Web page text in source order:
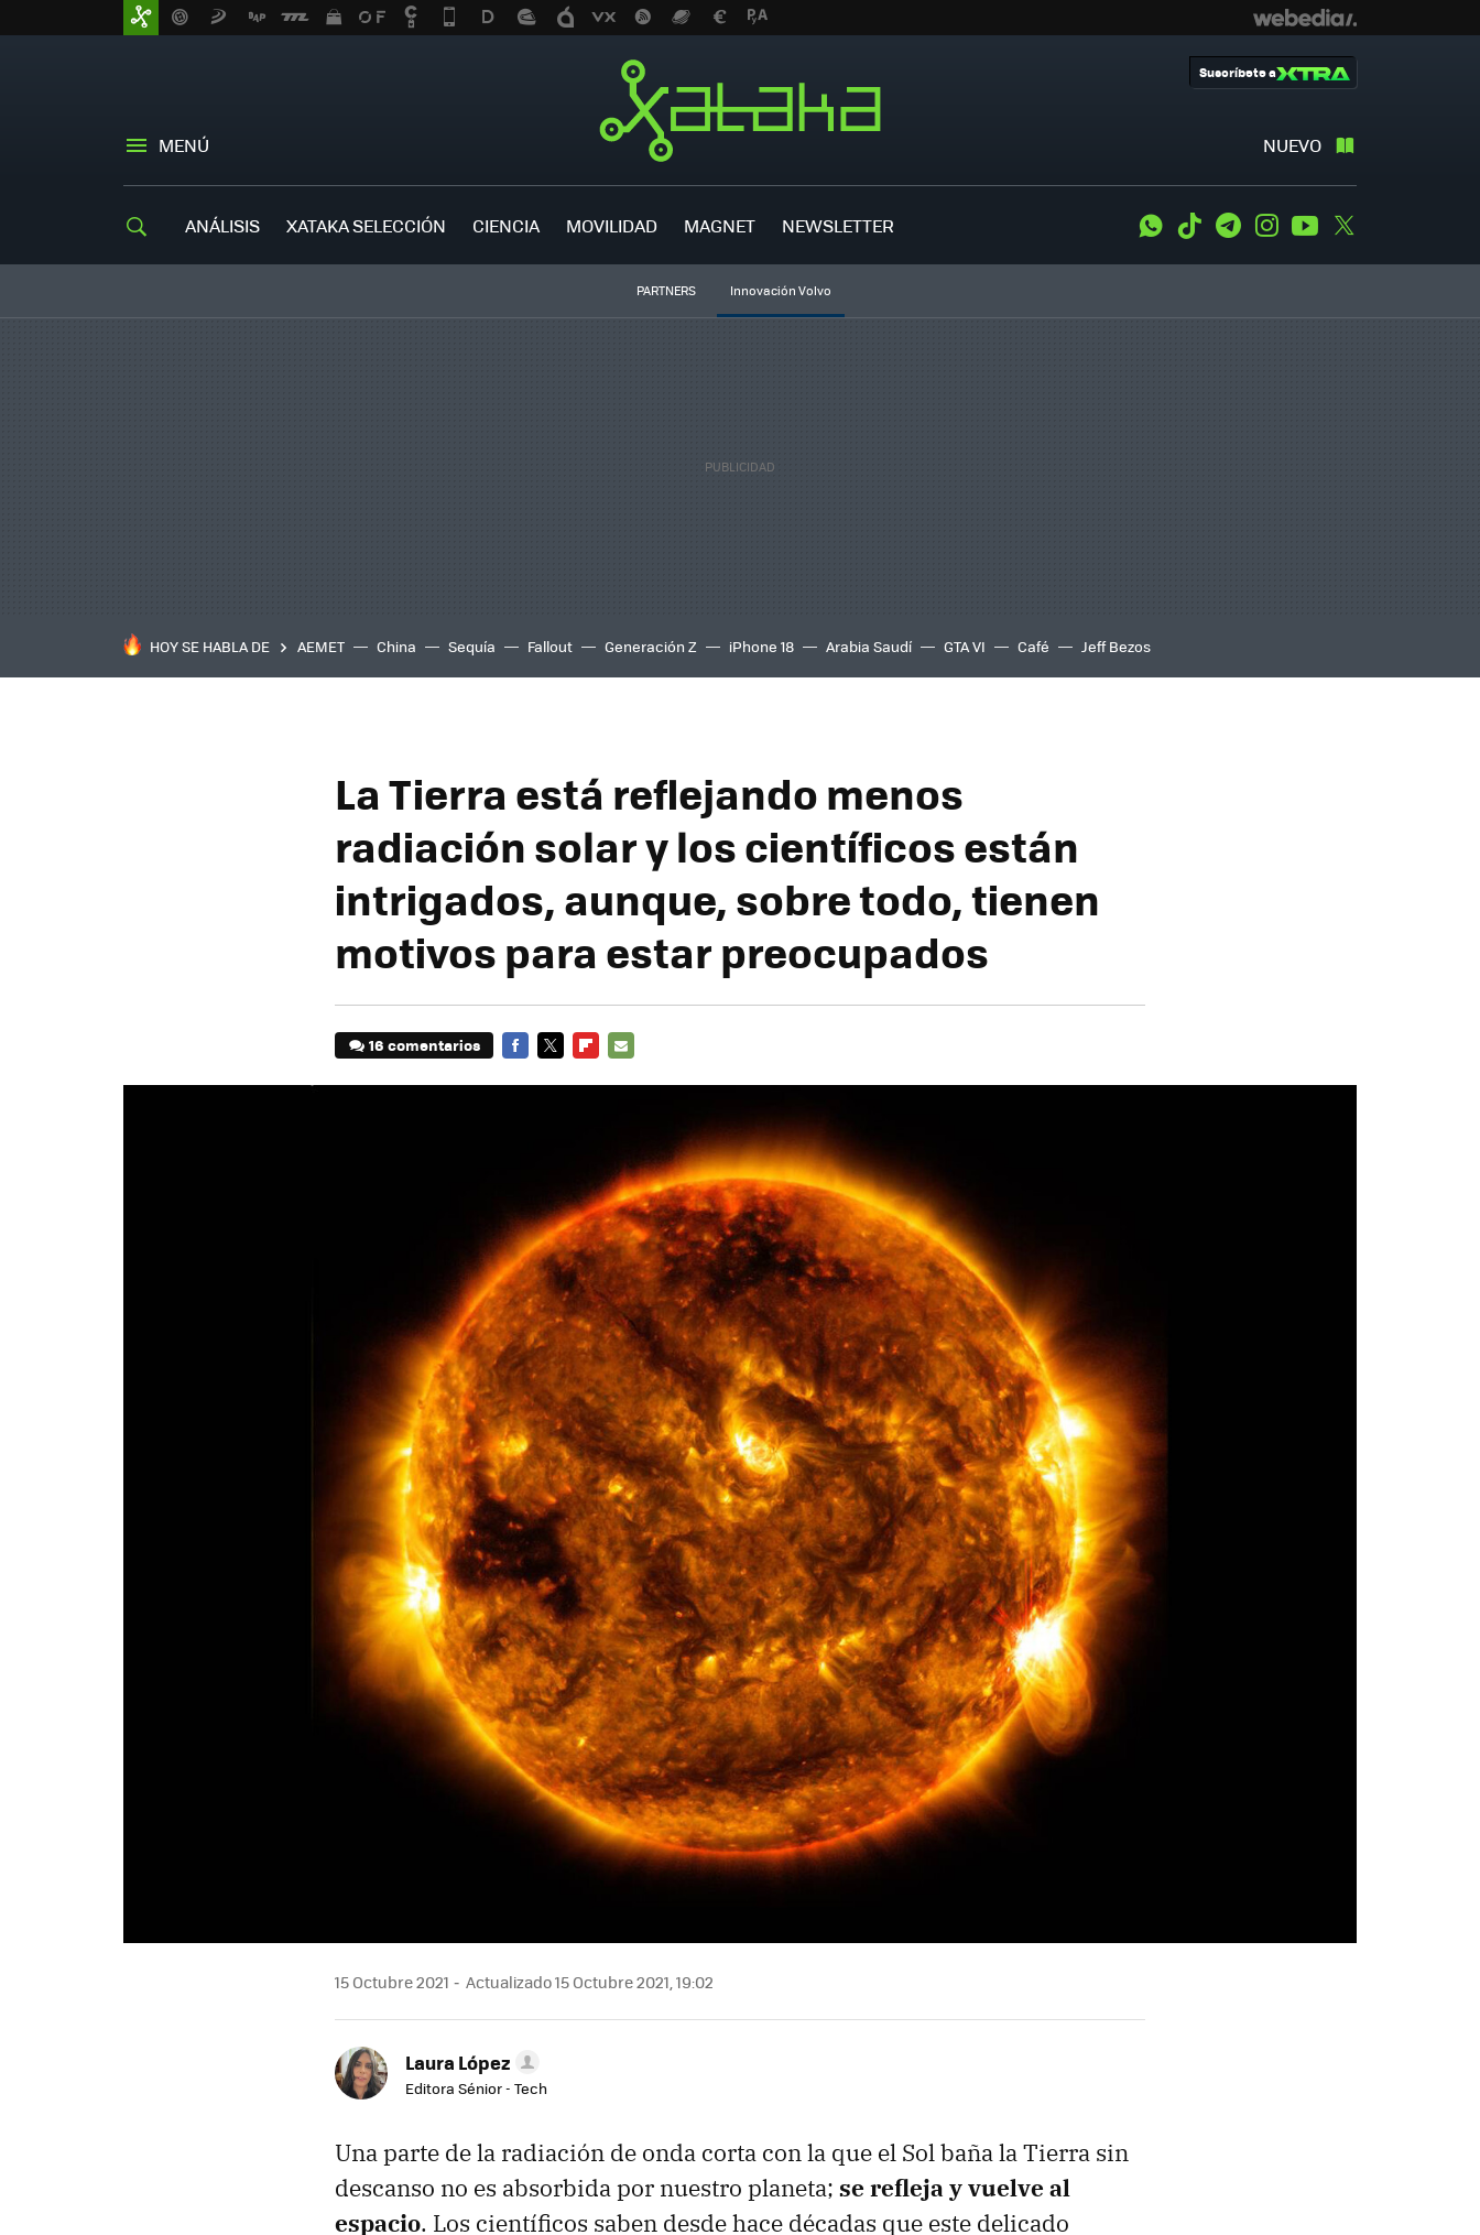
MENÚ NUEVO
Suscríbete a
ANÁLISIS XATAKA SELECCIÓN CIENCIA MOVILIDAD MAGNET NEWSLETTER WhatsApp
Tiktok TelegramInstagramYoutube
PARTNERS Innovación Volvo
HOY SE HABLA DE AEMET China Sequía Fallout Generación Z iPhone 18 Arabia Saudí GTA VI Café Jeff Bezos
La Tierra está reflejando menos
radiación solar y los científicos están
intrigados, aunque, sobre todo, tienen
motivos para estar preocupados
16 comentarios
15 Octubre 2021 Actualizado 15 Octubre 2021, 19:02
Laura López
Editora Sénior - Tech
Una parte de la radiación de onda corta con la que el Sol baña la Tierra sin
descanso no es absorbida por nuestro planeta; se refleja y vuelve al
espacio. Los científicos saben desde hace décadas que este delicado